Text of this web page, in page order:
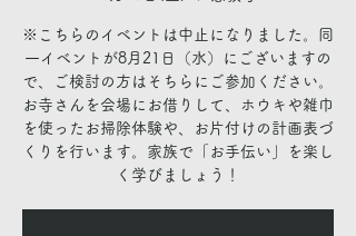
※こちらのイベントは中止になりました。同
一イベントが8月21日（水）にございますの
で、ご検討の方はそちらにご参加ください。
お寺さんを会場にお借りして、ホウキや雑巾
を使ったお掃除体験や、お片付けの計画表づ
くりを行います。家族で「お手伝い」を楽し
く学びましょう！